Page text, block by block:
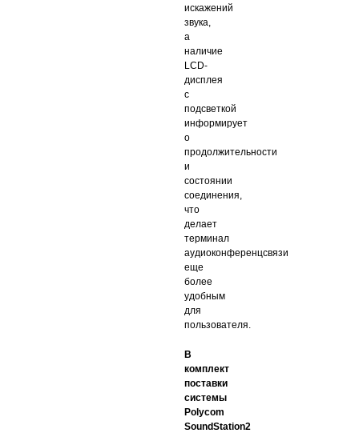
искажений
звука,
а
наличие
LCD-
дисплея
с
подсветкой
информирует
о
продолжительности
и
состоянии
соединения,
что
делает
терминал
аудиоконференцсвязи
еще
более
удобным
для
пользователя.
В
комплект
поставки
системы
Polycom
SoundStation2